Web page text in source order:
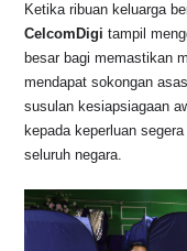
c
e
b
o
o
k
at
s
A
p
p
Ketika ribuan keluarga
CelcomDigi tampil
besar bagi memastikan
mendapat sokongan
susulan kesiapsiagaan
kepada keperluan segera
seluruh negara.